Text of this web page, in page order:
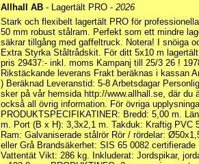
Allhall AB - Lagertält PRO - 2026
Stark och flexibelt lagertält PRO för
50 mm robust stålram. Perfekt som ett mindre
säkrar tillgång med gaffeltruck. Notera! I snöiga
Extra Styrka Ståltrådskit. För ditt 5x10 m
pris 29437:- inkl. moms Kampanj till 25/3 26 !
Rikstäckande leverans Frakt beräknas i kassan
) Beräknad Leveranstid: 5-8 Arbetsdagar
sker på vår hemsida http://www.allhall.se, där du
också all övrig information. För övriga
PRODUKTSPECIFIKATINER: Bredd: 5,00 m.
m. Port (B x H): 3,3x2,1 m. Takduk: Kraftig PVC
Ram: Galvaniserade stålrör Rör / rördelar:
eller Grå Brandsäkerhet: SIS 65 0082
Vattentät Vikt: 286 kg. Inkluderat: Jordspikar,